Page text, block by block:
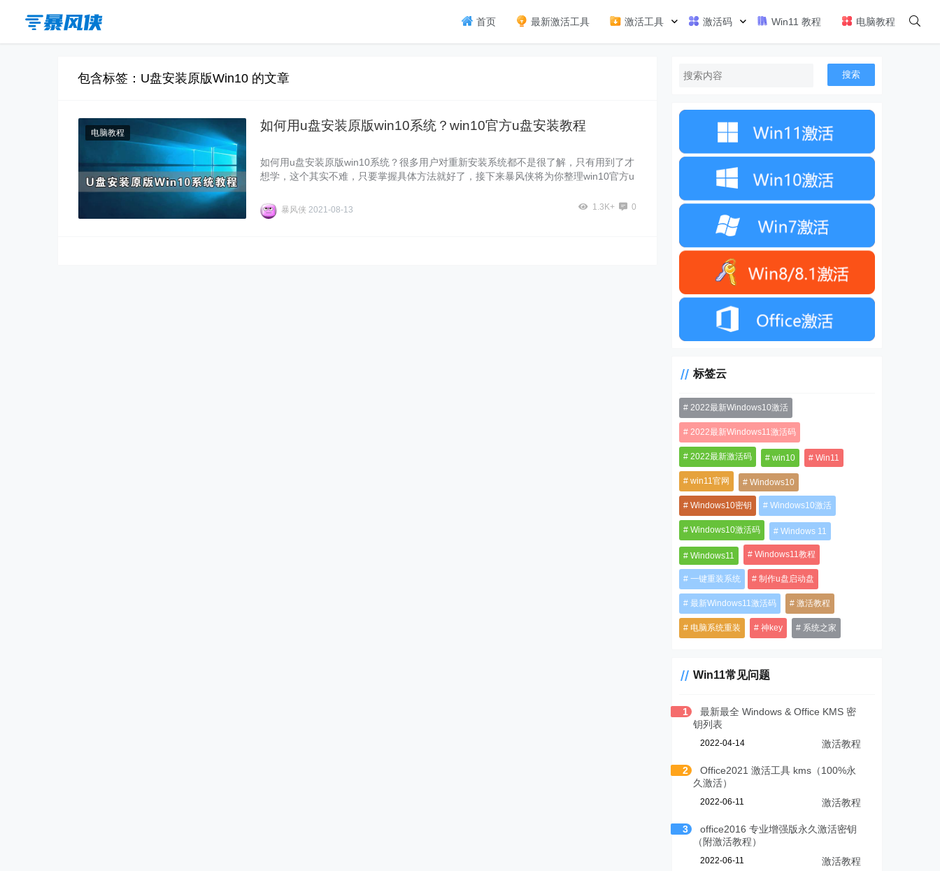
首页 最新激活工具 激活工具 激活码 Win11 教程 电脑教程
包含标签：U盘安装原版Win10 的文章
电脑教程 如何用u盘安装原版win10系统？win10官方u盘安装教程
如何用u盘安装原版win10系统？很多用户对重新安装系统都不是很了解，只有用到了才
想学，这个其实不难，只要掌握具体方法就好了，接下来暴风侠将为你整理win10官方u
暴风侠 2021-08-13 1.3K+ 0
搜索
标签云
2022最新Windows10激活
2022最新Windows11激活码
2022最新激活码 win10 Win11
win11官网 Windows10
Windows10密钥 Windows10激活
Windows10激活码 Windows 11
Windows11 Windows11教程
一键重装系统 制作u盘启动盘
最新Windows11激活码 激活教程
电脑系统重装 神key 系统之家
Win11常见问题
1
最新最全 Windows & Office KMS 密
钥列表
2022-04-14 激活教程
2
Office2021 激活工具 kms（100%永
久激活）
2022-06-11 激活教程
3
office2016 专业增强版永久激活密钥
（附激活教程）
2022-06-11 激活教程